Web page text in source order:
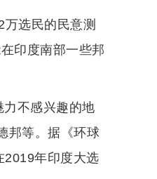
选民的民意测
印度南部一些邦
力不感兴趣的地
邦等。据《环球
2019年印度大选